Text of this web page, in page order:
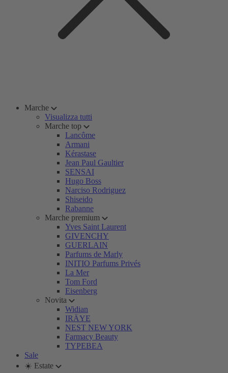
Marche
Visualizza tutti
Marche top
Lancôme
Armani
Kérastase
Jean Paul Gaultier
SENSAI
Hugo Boss
Narciso Rodriguez
Shiseido
Rabanne
Marche premium
Yves Saint Laurent
GIVENCHY
GUERLAIN
Parfums de Marly
INITIO Parfums Privés
La Mer
Tom Ford
Eisenberg
Novita
Widian
IRÄYE
NEST NEW YORK
Farmacy Beauty
TYPEBEA
Sale
☀️ Estate